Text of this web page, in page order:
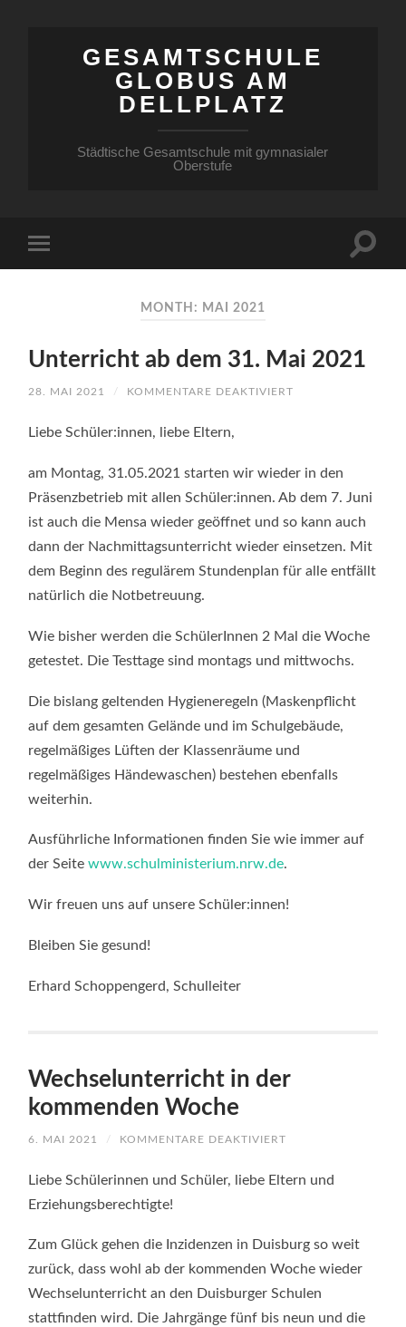
GESAMTSCHULE
GLOBUS AM
DELLPLATZ
Städtische Gesamtschule mit gymnasialer
Oberstufe
MONTH: MAI 2021
Unterricht ab dem 31. Mai 2021
28. MAI 2021 / KOMMENTARE DEAKTIVIERT
2021
Liebe Schüler:innen, liebe Eltern,
am Montag, 31.05.2021 starten wir wieder in den
Präsenzbetrieb mit allen Schüler:innen. Ab dem 7. Juni
ist auch die Mensa wieder geöffnet und so kann auch
dann der Nachmittagsunterricht wieder einsetzen. Mit
dem Beginn des regulärem Stundenplan für alle entfällt
natürlich die Notbetreuung.
Wie bisher werden die SchülerInnen 2 Mal die Woche
getestet. Die Testtage sind montags und mittwochs.
Die bislang geltenden Hygieneregeln (Maskenpflicht
auf dem gesamten Gelände und im Schulgebäude,
regelmäßiges Lüften der Klassenräume und
regelmäßiges Händewaschen) bestehen ebenfalls
weiterhin.
Ausführliche Informationen finden Sie wie immer auf
der Seitewww.schulministerium.nrw.de.
Wir freuen uns auf unsere Schüler:innen!
Bleiben Sie gesund!
Erhard Schoppengerd, Schulleiter
Wechselunterricht in der
kommenden Woche
6. MAI 2021 / KOMMENTARE DEAKTIVIERT
DER
Liebe Schülerinnen und Schüler, liebe Eltern und
Erziehungsberechtigte!
Zum Glück gehen die Inzidenzen in Duisburg so weit
zurück, dass wohl ab der kommenden Woche wieder
Wechselunterricht an den Duisburger Schulen
stattfinden wird. Die Jahrgänge fünf bis neun und die